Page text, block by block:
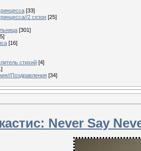
[33]
2 сезон [25]
[301]
[16]
стихий [4]
Поздравления [34]
Never Say